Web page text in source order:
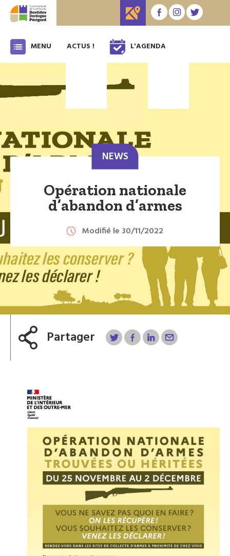
MENU ACTUS ! L'AGENDA
NEWS
Opération nationale
d’abandon d’armes
Modifié le 30/11/2022
Partager